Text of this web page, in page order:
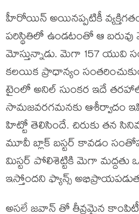
హీరోయిన్ అయినప్పటికీ
పరిస్థితిలో ఉండటంతో ఆ బరువు
మోస్తున్నాడు. మెగా 157 యువి
కలయిక ప్రాధాన్యం
టైంలో అనిల్ సుంకర ఇదే తరహాలో
సామజవరగమనకు ఆశీర్వాదం
హిట్టో తెలిసిందే. చిరుకు తన
మూవీ బ్లాక్ బస్టర్ కావడం
మిస్టర్ పోలిశెట్టికి మెగా మద్దతు
ఇస్తోందని ఫ్యాన్స్
అసలే జవాన్ తో తీవ్రమైన